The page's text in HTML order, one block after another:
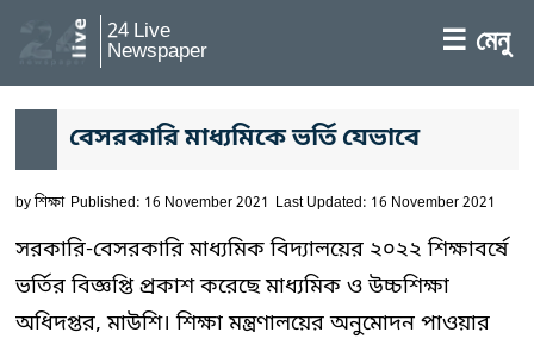
24 Live
Newspaper ☰ মেনু
বেসরকারি মাধ্যমিকে ভর্তি যেভাবে
byশিক্ষা Published: 16 November 2021 Last Updated: 16 November 2021
সরকারি-বেসরকারি মাধ্যমিক বিদ্যালয়ের ২০২২ শিক্ষাবর্ষে
ভর্তির বিজ্ঞপ্তি প্রকাশ করেছে মাধ্যমিক ও উচ্চশিক্ষা
অধিদপ্তর, মাউশি। শিক্ষা মন্ত্রণালয়ের অনুমোদন পাওয়ার